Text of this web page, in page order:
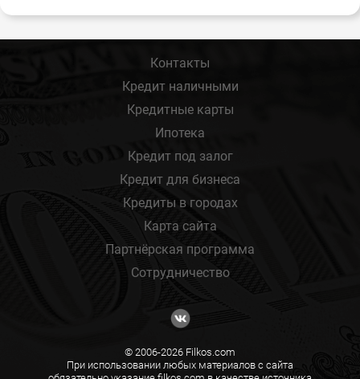
Контакты
Кредит наличными
Кредитные карты
Ипотека
Кредит под залог
Кредит для бизнеса
Кредиты в городах
Карта сайта
Партнёрская программа
Сотрудничество
© 2006-2026 Filkos.com
При использовании любых материалов с сайта